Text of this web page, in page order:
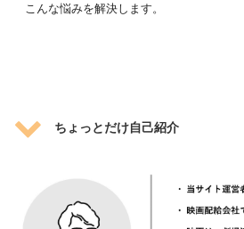
こんな悩みを解決します。
ちょっとだけ自己紹介